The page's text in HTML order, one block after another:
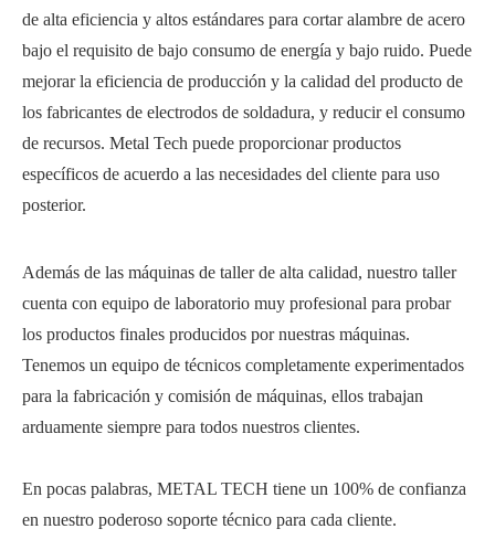
de alta eficiencia y altos estándares para cortar alambre de acero
bajo el requisito de bajo consumo de energía y bajo ruido. Puede
mejorar la eficiencia de producción y la calidad del producto de
los fabricantes de electrodos de soldadura, y reducir el consumo
de recursos. Metal Tech puede proporcionar productos
específicos de acuerdo a las necesidades del cliente para uso
posterior.
Además de las máquinas de taller de alta calidad, nuestro taller
cuenta con equipo de laboratorio muy profesional para probar
los productos finales producidos por nuestras máquinas.
Tenemos un equipo de técnicos completamente experimentados
para la fabricación y comisión de máquinas, ellos trabajan
arduamente siempre para todos nuestros clientes.
En pocas palabras, METAL TECH tiene un 100% de confianza
en nuestro poderoso soporte técnico para cada cliente.